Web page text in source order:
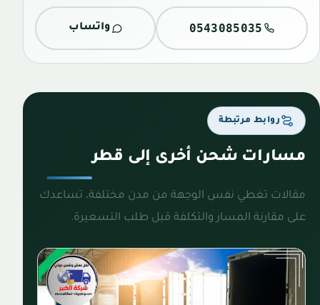
0543085035 واتساب
روابط مرتبطة
مسارات شحن أخرى إلى قطر
مقالات تغطي نفس الوجهة من مدن مختلفة، تساعدك
على مقارنة المسار والتكلفة قبل طلب التسعيرة.